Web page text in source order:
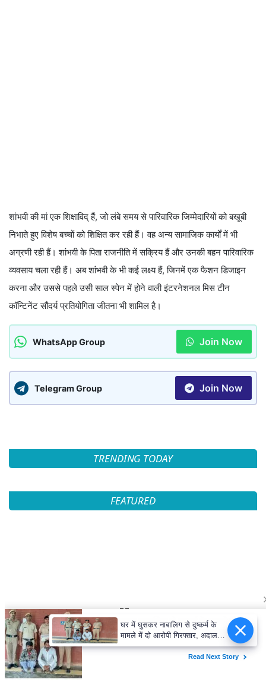
शांभवी की मां एक शिक्षाविद् हैं, जो लंबे समय से पारिवारिक जिम्मेदारियों को बखूबी
निभाते हुए विशेष बच्चों को शिक्षित कर रही हैं। वह अन्य सामाजिक कार्यों में भी
अग्रणी रही हैं। शांभवी के पिता राजनीति में सक्रिय हैं और उनकी बहन पारिवारिक
व्यवसाय चला रही हैं। अब शांभवी के भी कई लक्ष्य हैं, जिनमें एक फैशन डिजाइन
करना और उससे पहले उसी साल स्पेन में होने वाली इंटरनेशनल मिस टीन
कॉन्टिनेंट सौंदर्य प्रतियोगिता जीतना भी शामिल है।
WhatsApp Group Join Now
Telegram Group Join Now
TRENDING TODAY
FEATURED
घर में घुसकर नाबालिग से दुष्कर्म के
मामले में दो आरोपी गिरफ्तार, अदालत
ने भेजा न्यायिक हिरासत में